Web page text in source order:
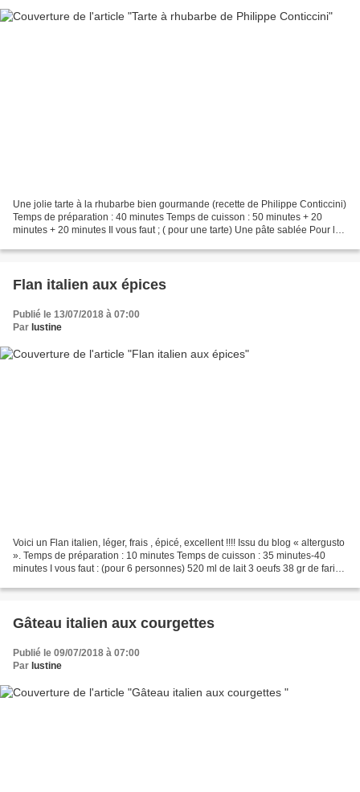
Une jolie tarte à la rhubarbe bien gourmande (recette de Philippe Conticcini)
Temps de préparation : 40 minutes Temps de cuisson : 50 minutes + 20
minutes + 20 minutes Il vous faut ; ( pour une tarte) Une pâte sablée Pour la
Flan italien aux épices
Publié le 13/07/2018 à 07:00
Par lustine
Voici un Flan italien, léger, frais , épicé, excellent !!!! Issu du blog « altergusto
». Temps de préparation : 10 minutes Temps de cuisson : 35 minutes-40
minutes I vous faut : (pour 6 personnes) 520 ml de lait 3 oeufs 38 gr de farine
Gâteau italien aux courgettes
Publié le 09/07/2018 à 07:00
Par lustine